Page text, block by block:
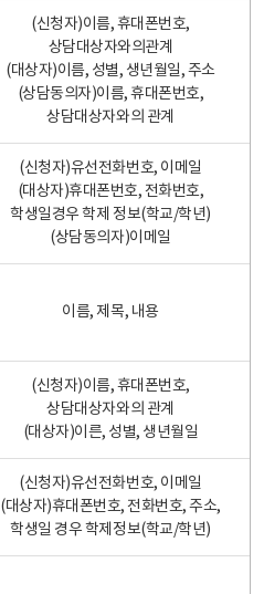
(신청자)이름, 휴대폰번호,
상담대상자와의관계
(대상자)이름, 성별, 생년월일, 주소
(상담동의자)이름, 휴대폰번호,
상담대상자와의 관계
(신청자)유선전화번호, 이메일
(대상자)휴대폰번호, 전화번호,
학생일경우 학제 정보(학교/학년)
(상담동의자)이메일
이름, 제목, 내용
(신청자)이름, 휴대폰번호,
상담대상자와의 관계
(대상자)이른, 성별, 생년월일
(신청자)유선전화번호, 이메일
(대상자)휴대폰번호, 전화번호, 주소,
학생일 경우 학제정보(학교/학년)